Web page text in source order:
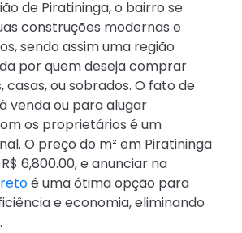
de Piratininga, o bairro se
construções modernas e
sendo assim uma região
por quem deseja comprar
ou sobrados. O fato de
venda ou para alugar
os proprietários é um
O preço do m² em Piratininga
6,800.00, e anunciar na
é uma ótima opção para
e economia, eliminando